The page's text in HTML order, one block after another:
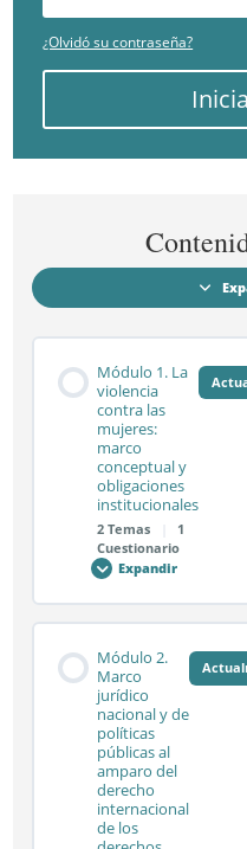
¿Olvidó su contraseña?
Módulo 1. La
violencia
contra las
mujeres:
marco
conceptual y
obligaciones
institucionales
2 Temas
1
Cuestionario
Expandir
Módulo
La
violencia
las
mujeres:
marco
conceptual
y
obligaciones
institucionales
0% COMPLETADO 0/
Sesión síncrona 1.1
Sesión síncrona 1.2
Módulo 2.
Marco
jurídico
nacional y de
políticas
públicas al
amparo del
derecho
internacional
de los